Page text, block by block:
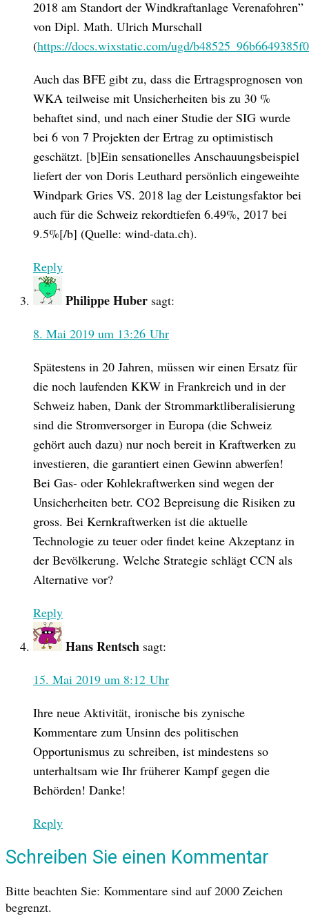
2018 am Standort der Windkraftanlage Verenafohren”
von Dipl. Math. Ulrich Murschall
(https://docs.wixstatic.com/ugd/
Auch das BFE gibt zu, dass die Ertragsprognosen von
WKA teilweise mit Unsicherheiten bis zu 30 %
behaftet sind, und nach einer Studie der SIG wurde
bei 6 von 7 Projekten der Ertrag zu optimistisch
geschätzt. [b]Ein sensationelles Anschauungsbeispiel
liefert der von Doris Leuthard persönlich eingeweihte
Windpark Gries VS. 2018 lag der Leistungsfaktor bei
auch für die Schweiz rekordtiefen 6.49%, 2017 bei
9.5%[/b] (Quelle: wind-data.ch).
Reply
Philippe Huber sagt:
8. Mai 2019 um 13:26 Uhr
Spätestens in 20 Jahren, müssen wir einen Ersatz für
die noch laufenden KKW in Frankreich und in der
Schweiz haben, Dank der Strommarktliberalisierung
sind die Stromversorger in Europa (die Schweiz
gehört auch dazu) nur noch bereit in Kraftwerken zu
investieren, die garantiert einen Gewinn abwerfen!
Bei Gas- oder Kohlekraftwerken sind wegen der
Unsicherheiten betr. CO2 Bepreisung die Risiken zu
gross. Bei Kernkraftwerken ist die aktuelle
Technologie zu teuer oder findet keine Akzeptanz in
der Bevölkerung. Welche Strategie schlägt CCN als
Alternative vor?
Reply
Hans Rentsch sagt:
15. Mai 2019 um 8:12 Uhr
Ihre neue Aktivität, ironische bis zynische
Kommentare zum Unsinn des politischen
Opportunismus zu schreiben, ist mindestens so
unterhaltsam wie Ihr früherer Kampf gegen die
Behörden! Danke!
Reply
Schreiben Sie einen Kommentar
Bitte beachten Sie: Kommentare sind auf 2000 Zeichen
begrenzt.